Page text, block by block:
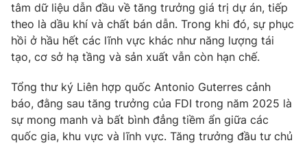
Video Shorts video
VTV Money VTV Thể thao
VTV Sức khoẻ Bất động sản
Thị trường 24h Tấm lòng Việt
tâm dữ liệu dẫn đầu về tăng trưởng giá trị dự án, tiếp
theo là dầu khí và chất bán dẫn. Trong khi đó, sự phục
hồi ở hầu hết các lĩnh vực khác như năng lượng tái
tạo, cơ sở hạ tầng và sản xuất vẫn còn hạn chế.
Tổng thư ký Liên hợp quốc Antonio Guterres cảnh
báo, đằng sau tăng trưởng của FDI trong năm 2025 là
sự mong manh và bất bình đẳng tiềm ẩn giữa các
quốc gia, khu vực và lĩnh vực. Tăng trưởng đầu tư chủ